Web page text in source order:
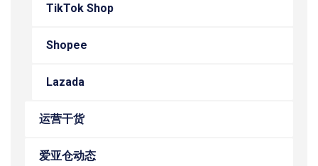
TikTok Shop
Shopee
Lazada
运营干货
爱亚仓动态